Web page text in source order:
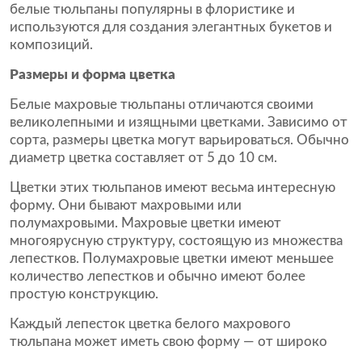
белые тюльпаны популярны в флористике и
используются для создания элегантных букетов и
композиций.
Размеры и форма цветка
Белые махровые тюльпаны отличаются своими
великолепными и изящными цветками. Зависимо от
сорта, размеры цветка могут варьироваться. Обычно
диаметр цветка составляет от 5 до 10 см.
Цветки этих тюльпанов имеют весьма интересную
форму. Они бывают махровыми или
полумахровыми. Махровые цветки имеют
многоярусную структуру, состоящую из множества
лепестков. Полумахровые цветки имеют меньшее
количество лепестков и обычно имеют более
простую конструкцию.
Каждый лепесток цветка белого махрового
тюльпана может иметь свою форму — от широко